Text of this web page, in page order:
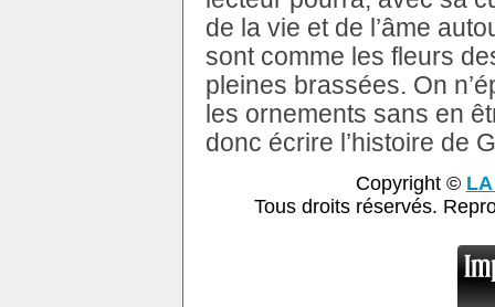
de la vie et de l’âme
sont comme les fleurs
pleines brassées. On
les ornements sans en
donc écrire l’histoire de
Copyright ©
Tous droits réservés.